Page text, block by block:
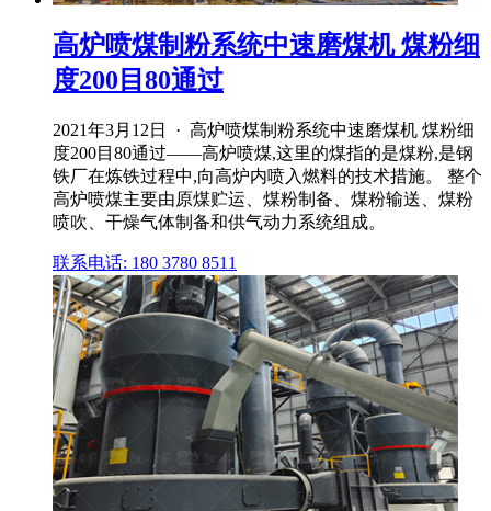
高炉喷煤制粉系统中速磨煤机 煤粉细
度200目80通过
2021年3月12日 · 高炉喷煤制粉系统中速磨煤机 煤粉细
度200目80通过——高炉喷煤,这里的煤指的是煤粉,是钢
铁厂在炼铁过程中,向高炉内喷入燃料的技术措施。 整个
高炉喷煤主要由原煤贮运、煤粉制备、煤粉输送、煤粉
喷吹、干燥气体制备和供气动力系统组成。
联系电话: 180 3780 8511